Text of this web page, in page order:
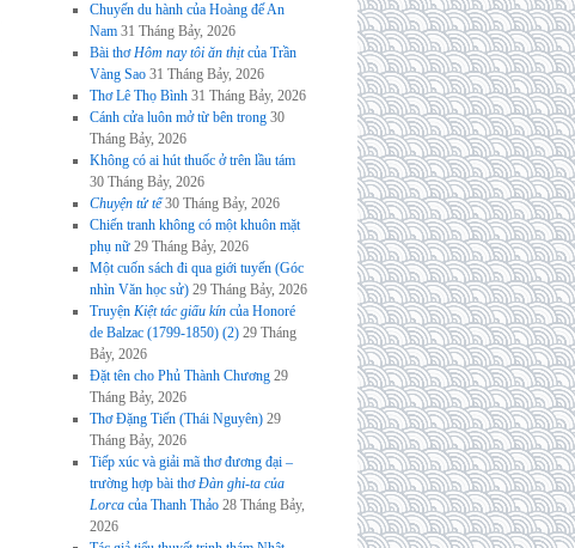
Chuyến du hành của Hoàng đế An
Nam 31 Tháng Bảy, 2026
Bài thơHôm nay tôi ăn thịtcủa Trần
Vàng Sao 31 Tháng Bảy, 2026
Thơ Lê Thọ Bình 31 Tháng Bảy, 2026
Cánh cửa luôn mở từ bên trong 30
Tháng Bảy, 2026
Không có ai hút thuốc ở trên lầu tám
30 Tháng Bảy, 2026
Chuyện tử tế 30 Tháng Bảy, 2026
Chiến tranh không có một khuôn mặt
phụ nữ 29 Tháng Bảy, 2026
Một cuốn sách đi qua giới tuyến (Góc
nhìn Văn học sử) 29 Tháng Bảy, 2026
Truyện Kiệt tác giấu kíncủa Honoré
de Balzac (1799-1850) (2) 29 Tháng
Bảy, 2026
Đặt tên cho Phủ Thành Chương 29
Tháng Bảy, 2026
Thơ Đặng Tiến (Thái Nguyên) 29
Tháng Bảy, 2026
Tiếp xúc và giải mã thơ đương đại –
trường hợp bài thơĐàn ghi-ta của
Lorcacủa Thanh Thảo 28 Tháng Bảy,
2026